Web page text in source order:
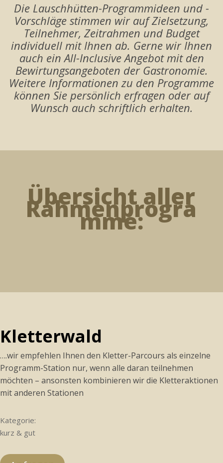
Die Lauschhütten-Programmideen und -
Vorschläge stimmen wir auf Zielsetzung,
Teilnehmer, Zeitrahmen und Budget
individuell mit Ihnen ab. Gerne wir Ihnen
auch ein All-Inclusive Angebot mit den
Bewirtungsangeboten der Gastronomie.
Weitere Informationen zu den Programme
können Sie persönlich erfragen oder auf
Wunsch auch schriftlich erhalten.
Übersicht aller
Rahmenprogra
mme:
Kletterwald
….wir empfehlen Ihnen den Kletter-Parcours als einzelne
Programm-Station nur, wenn alle daran teilnehmen
möchten – ansonsten kombinieren wir die Kletteraktionen
mit anderen Stationen
Kategorie:
kurz & gut